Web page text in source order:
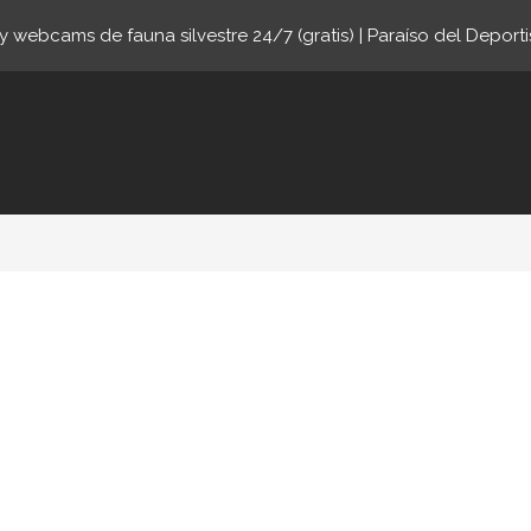
webcams de fauna silvestre 24/7 (gratis) | Paraíso del